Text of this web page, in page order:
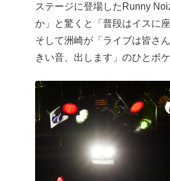
ステージに登場したRunny
か」と驚くと「普段はイスに
そして洲崎が「ライブは皆さ
きい音、出します」のひとボ